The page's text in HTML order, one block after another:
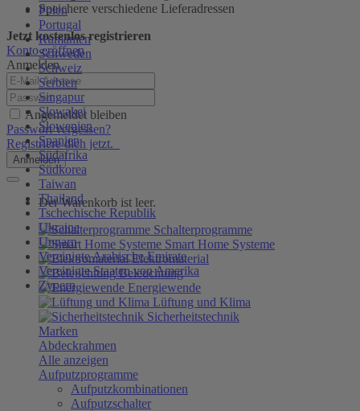
Polen
Portugal
Rumänien
Schweden
Schweiz
Serbien
Singapur
Slowakei
Slowenien
Spanien
Südafrika
Südkorea
Taiwan
Thailand
Tschechische Republik
Ukraine
Ungarn
Vereinigte Arabische Emirate
Vereinigte Staaten von Amerika
Zypern
Speichere verschiedene Lieferadressen
Jetzt kostenlos registrieren
Konto eröffnen
Anmelden
Angemeldet bleiben
Passwort vergessen?
Registriere dich jetzt.
Anmelden
Der Warenkorb ist leer.
Schalterprogramme
Smart Home Systeme
Elektromaterial
Beleuchtung
Energiewende
Lüftung und Klima
Sicherheitstechnik
Marken
Abdeckrahmen
Alle anzeigen
Aufputzprogramme
Aufputzkombinationen
Aufputzschalter